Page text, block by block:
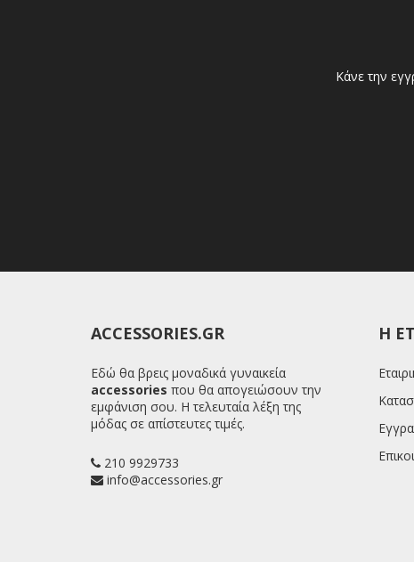
Κάνε την
ACCESSORIES.GR
Εδώ θα βρεις μοναδικά γυναικεία
accessories που θα απογειώσουν την
εμφάνιση σου. Η τελευταία λέξη της
μόδας σε απίστευτες τιμές.
210 9929733
info@accessories.gr
H